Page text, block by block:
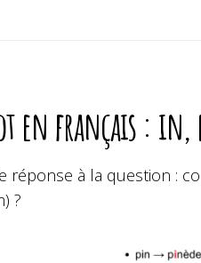
en français : in,
réponse à la question :
?